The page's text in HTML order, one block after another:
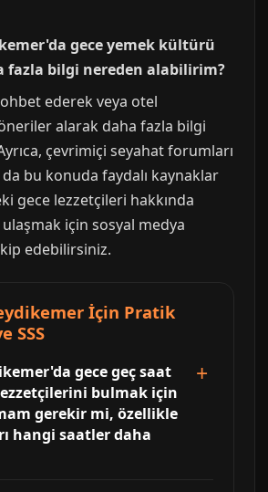
gece yemek kültürü
fazla bilgi nereden alabilirim?
ederek veya otel
alarak daha fazla bilgi
çevrimiçi seyahat forumları
bu konuda faydalı kaynaklar
gece lezzetçileri hakkında
için sosyal medya
edebilirsiniz.
İçin Pratik
SSS
gece geç saat
bulmak için
gerekir mi, özellikle
hangi saatler daha